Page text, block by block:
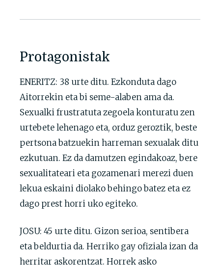
Protagonistak
ENERITZ: 38 urte ditu. Ezkonduta dago
Aitorrekin eta bi seme-alaben ama da.
Sexualki frustratuta zegoela konturatu zen
urtebete lehenago eta, orduz geroztik, beste
pertsona batzuekin harreman sexualak ditu
ezkutuan. Ez da damutzen egindakoaz, bere
sexualitateari eta gozamenari merezi duen
lekua eskaini diolako behingo batez eta ez
dago prest horri uko egiteko.
JOSU: 45 urte ditu. Gizon serioa, sentibera
eta beldurtia da. Herriko gay ofiziala izan da
herritar askorentzat. Horrek asko